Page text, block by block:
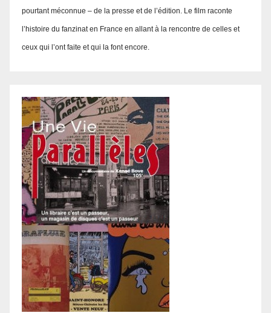
pourtant méconnue – de la presse et de l’édition. Le film raconte
l’histoire du fanzinat en France en allant à la rencontre de celles et
ceux qui l’ont faite et qui la font encore.